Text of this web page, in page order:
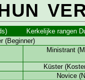
Kerkelijke rangen
(Beginner)
Ministrant
Küster
Novice